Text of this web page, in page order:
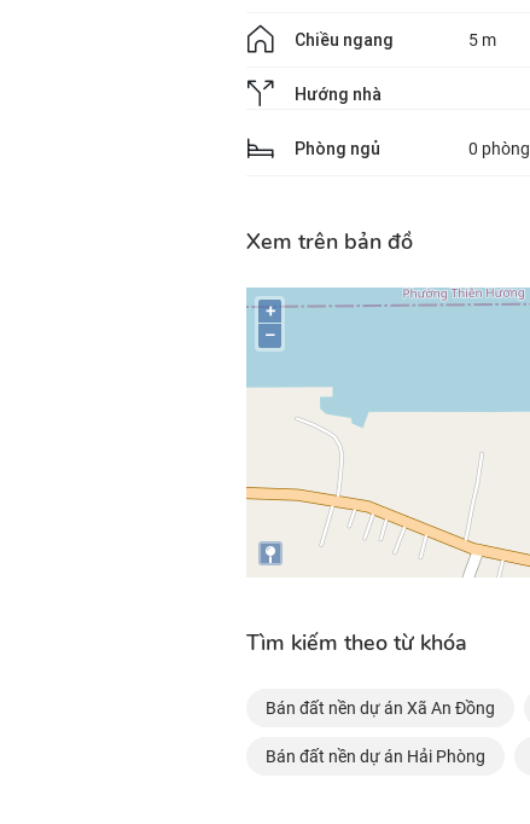
Chiều ngang 5 m
Hướng nhà
Phòng ngủ 0 phòng
Xem trên bản đồ
+
–
Tìm kiếm theo từ khóa
Bán đất nền dự án Xã An Đồng
Bán đất nền dự án Hải Phòng